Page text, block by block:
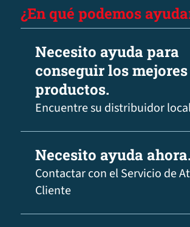
¿En qué podemos
Necesito ayuda para
conseguir los mejores
productos.
Encuentre su distribuidor
Necesito ayuda ahora.
Contactar con el Servicio de
Cliente